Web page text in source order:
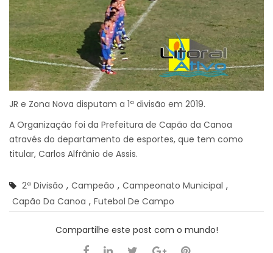
JR e Zona Nova disputam a 1ª divisão em 2019.
A Organização foi da Prefeitura de Capão da Canoa
através do departamento de esportes, que tem como
titular, Carlos Alfrânio de Assis.
2ª Divisão , Campeão , Campeonato Municipal ,
Capão Da Canoa , Futebol De Campo
Compartilhe este post com o mundo!